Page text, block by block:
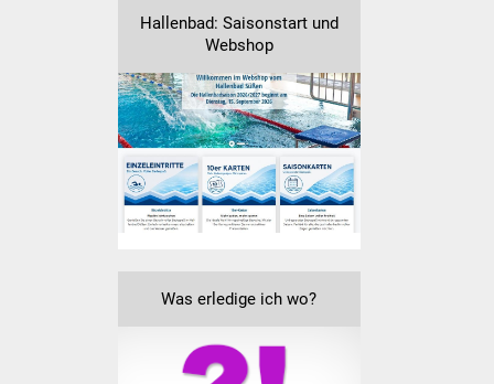
Hallenbad: Saisonstart und
Webshop
Was erledige ich wo?